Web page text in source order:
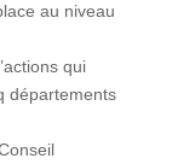
au niveau
qui
départements